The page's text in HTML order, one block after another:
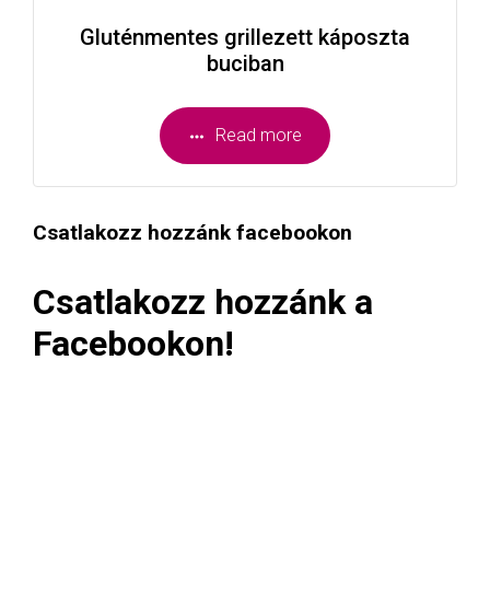
Gluténmentes grillezett káposzta
buciban
Read more
Csatlakozz hozzánk facebookon
Csatlakozz hozzánk a
Facebookon!